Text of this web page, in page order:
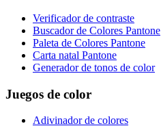
Verificador de contraste
Buscador de Colores Pantone
Paleta de Colores Pantone
Carta natal Pantone
Generador de tonos de color
Juegos de color
Adivinador de colores